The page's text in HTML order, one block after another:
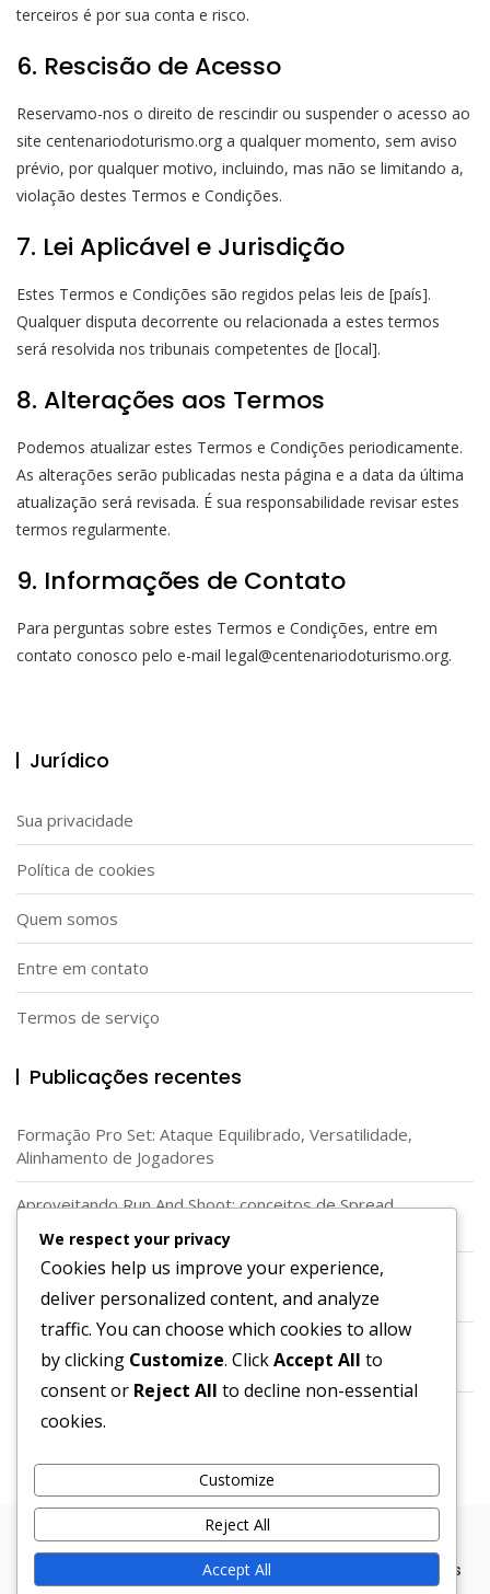
terceiros é por sua conta e risco.
6. Rescisão de Acesso
Reservamo-nos o direito de rescindir ou suspender o acesso ao
site centenariodoturismo.org a qualquer momento, sem aviso
prévio, por qualquer motivo, incluindo, mas não se limitando a,
violação destes Termos e Condições.
7. Lei Aplicável e Jurisdição
Estes Termos e Condições são regidos pelas leis de [país].
Qualquer disputa decorrente ou relacionada a estes termos
será resolvida nos tribunais competentes de [local].
8. Alterações aos Termos
Podemos atualizar estes Termos e Condições periodicamente.
As alterações serão publicadas nesta página e a data da última
atualização será revisada. É sua responsabilidade revisar estes
termos regularmente.
9. Informações de Contato
Para perguntas sobre estes Termos e Condições, entre em
contato conosco pelo e-mail legal@centenariodoturismo.org.
Jurídico
Sua privacidade
Política de cookies
Quem somos
Entre em contato
Termos de serviço
Publicações recentes
Formação Pro Set: Ataque Equilibrado, Versatilidade,
Alinhamento de Jogadores
Aproveitando Run And Shoot: conceitos de Spread,
Lançamentos rápidos, Rotas dos Recebedores
Utilização da Formação em Diamante: Ângulos únicos,
Vantagens de espaçamento, Corredores de corrida
Lançamentos rápidos, Lançamentos profundos, Leituras
Usando Backfield Vazio: Foco no Passe, Leituras Rápidas,
Copyright © 2026 Bosa. Powered byBosa Themes
Política de cookies Quem somos
Entre em contato Termos de serviço
We respect your privacy
Cookies help us improve your experience,
deliver personalized content, and analyze
traffic. You can choose which cookies to allow
by clicking Customize. ClickAccept All to
consent or Reject All to decline non-essential
cookies.
Customize
Reject All
Accept All